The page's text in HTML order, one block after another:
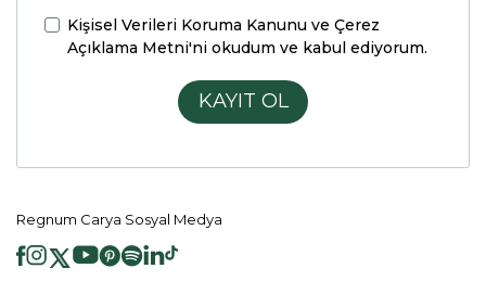
Kişisel Verileri Koruma Kanunu ve Çerez
Açıklama Metni'ni okudum ve kabul ediyorum.
KAYIT OL
Regnum Carya Sosyal Medya